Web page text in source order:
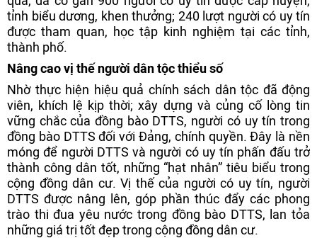
tỉnh biểu dương, khen thưởng; 240 lượt người có uy tín
được tham quan, học tập kinh nghiệm tại các tỉnh,
thành phố.
Nâng cao vị thế người dân tộc thiểu số
Nhờ thực hiện hiệu quả chính sách dân tộc đã động
viên, khích lệ kịp thời; xây dựng và củng cố lòng tin
vững chắc của đồng bào DTTS, người có uy tín trong
đồng bào DTTS đối với Đảng, chính quyền. Đây là nền
móng để người DTTS và người có uy tín phấn đấu trở
thành công dân tốt, những “hạt nhân” tiêu biểu trong
cộng đồng dân cư. Vị thế của người có uy tín, người
DTTS được nâng lên, góp phần thúc đẩy các phong
trào thi đua yêu nước trong đồng bào DTTS, lan tỏa
những giá trị tốt đẹp trong cộng đồng dân cư.